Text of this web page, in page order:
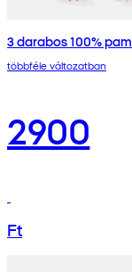
3 darabos 100%
többféle változatban
2900
Ft